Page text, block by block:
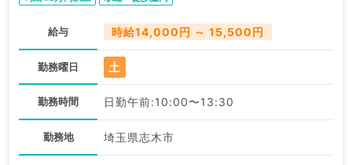
給与 時給14,000円 ～ 15,500円
勤務曜日 土
勤務時間 日勤午前:10:00〜13:30
勤務地 埼玉県志木市